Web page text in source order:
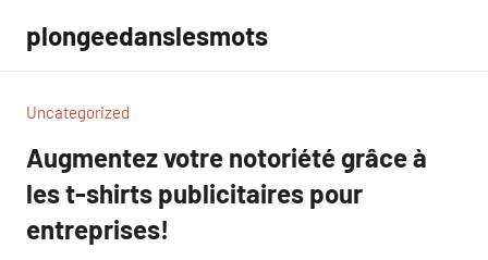
contenu
plongeedanslesmots
Uncategorized
Augmentez votre notoriété grâce à
les t-shirts publicitaires pour
entreprises!